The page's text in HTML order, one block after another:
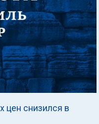
цен снизился в